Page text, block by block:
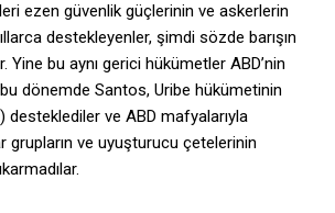
ezen güvenlik güçlerinin ve askerlerin
destekleyenler, şimdi sözde barışın
Yine bu aynı gerici hükümetler ABD’nin
dönemde Santos, Uribe hükümetinin
desteklediler ve ABD mafyalarıyla
grupların ve uyuşturucu çetelerinin